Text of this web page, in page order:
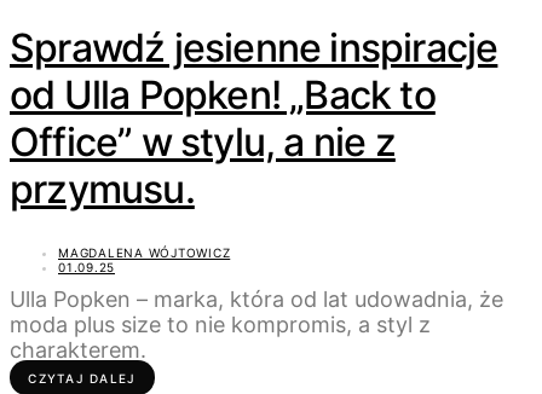
Sprawdź jesienne inspiracje
od Ulla Popken! „Back to
Office” w stylu, a nie z
przymusu.
MAGDALENA WÓJTOWICZ
01.09.25
Ulla Popken – marka, która od lat udowadnia, że
moda plus size to nie kompromis, a styl z
charakterem.
CZYTAJ DALEJ